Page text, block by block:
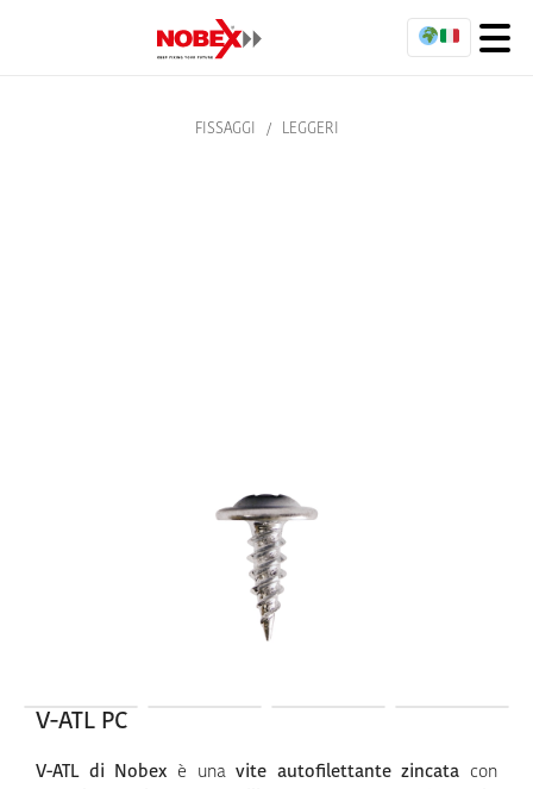
FISSAGGI / LEGGERI
V-ATL PC
V-ATL di Nobex è unavite autofilettante zincata con